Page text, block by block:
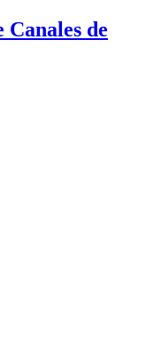
Canales de